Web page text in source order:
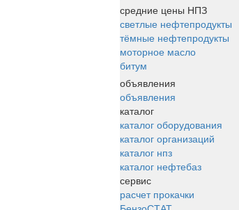
средние цены НПЗ
светлые нефтепродукты
тёмные нефтепродукты
моторное масло
битум
объявления
объявления
каталог
каталог оборудования
каталог организаций
каталог нпз
каталог нефтебаз
сервис
расчет прокачки